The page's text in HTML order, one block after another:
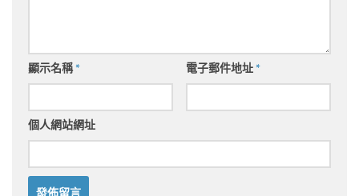
顯示名稱* 電子郵件地址*
個人網站網址